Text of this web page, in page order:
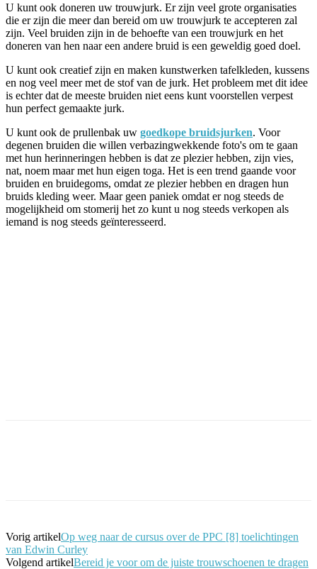
U kunt ook doneren uw trouwjurk. Er zijn veel grote organisaties
die er zijn die meer dan bereid om uw trouwjurk te accepteren zal
zijn. Veel bruiden zijn in de behoefte van een trouwjurk en het
doneren van hen naar een andere bruid is een geweldig goed doel.
U kunt ook creatief zijn en maken kunstwerken tafelkleden, kussens
en nog veel meer met de stof van de jurk. Het probleem met dit idee
is echter dat de meeste bruiden niet eens kunt voorstellen verpest
hun perfect gemaakte jurk.
U kunt ook de prullenbak uw goedkope bruidsjurken. Voor
degenen bruiden die willen verbazingwekkende foto's om te gaan
met hun herinneringen hebben is dat ze plezier hebben, zijn vies,
nat, noem maar met hun eigen toga. Het is een trend gaande voor
bruiden en bruidegoms, omdat ze plezier hebben en dragen hun
bruids kleding weer. Maar geen paniek omdat er nog steeds de
mogelijkheid om stomerij het zo kunt u nog steeds verkopen als
iemand is nog steeds geïnteresseerd.
Vorig artikelOp weg naar de cursus over de PPC [8] toelichtingen
van Edwin Curley
Volgend artikelBereid je voor om de juiste trouwschoenen te dragen